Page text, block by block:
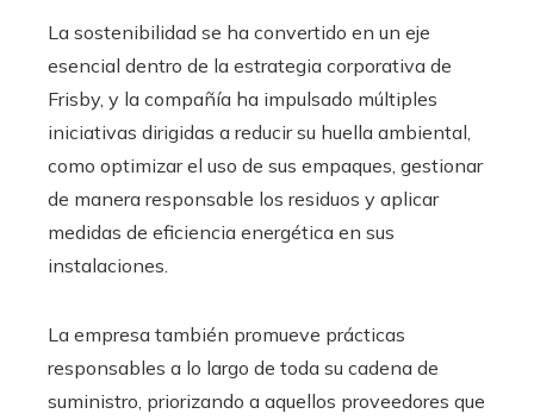
La sostenibilidad se ha convertido en un eje
esencial dentro de la estrategia corporativa de
Frisby, y la compañía ha impulsado múltiples
iniciativas dirigidas a reducir su huella ambiental,
como optimizar el uso de sus empaques, gestionar
de manera responsable los residuos y aplicar
medidas de eficiencia energética en sus
instalaciones.
La empresa también promueve prácticas
responsables a lo largo de toda su cadena de
suministro, priorizando a aquellos proveedores que